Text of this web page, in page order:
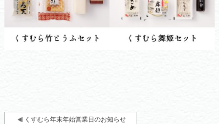
くすむら年末年始営業日のお知らせ